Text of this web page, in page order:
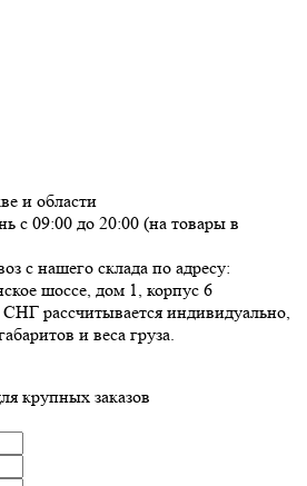
и области
с 09:00 до 20:00 (на товары в
с нашего склада по адресу:
шоссе, дом 1, корпус 6
рассчитывается индивидуально,
и веса груза.
крупных заказов